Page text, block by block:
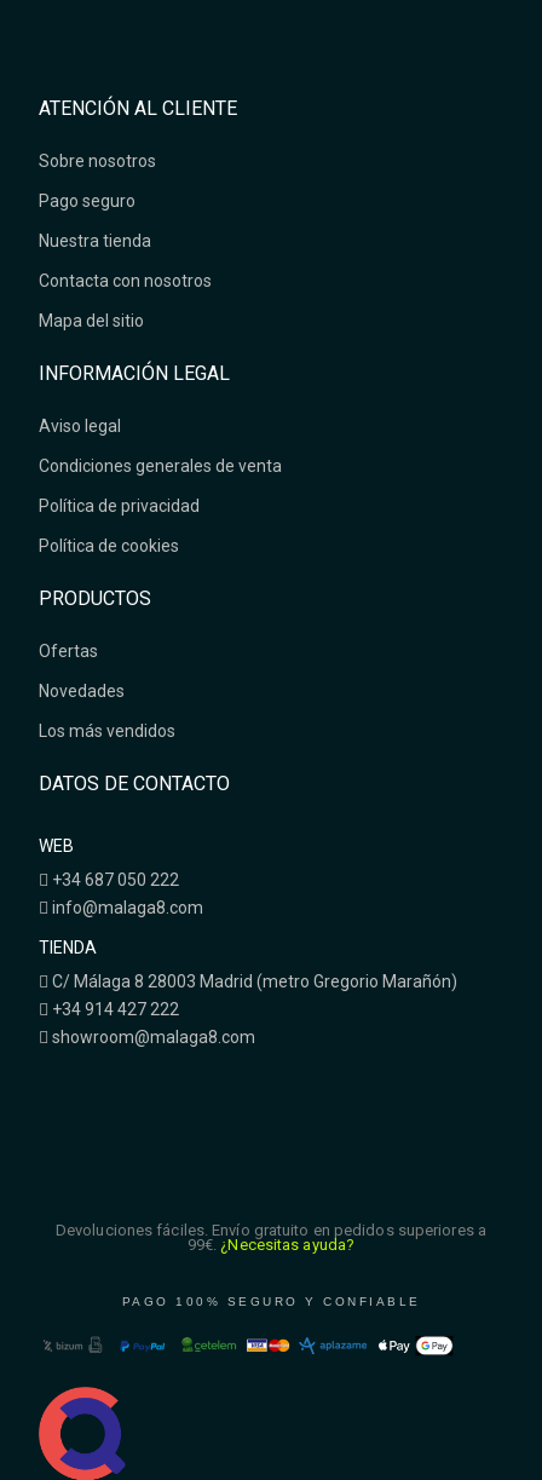
ATENCIÓN AL CLIENTE
Sobre nosotros
Pago seguro
Nuestra tienda
Contacta con nosotros
Mapa del sitio
INFORMACIÓN LEGAL
Aviso legal
Condiciones generales de venta
Política de privacidad
Política de cookies
PRODUCTOS
Ofertas
Novedades
Los más vendidos
DATOS DE CONTACTO
WEB
+34 687 050 222
info@malaga8.com
TIENDA
C/ Málaga 8 28003 Madrid (metro Gregorio Marañón)
+34 914 427 222
showroom@malaga8.com
Devoluciones fáciles. Envío gratuito en pedidos superiores a
99€. ¿Necesitas ayuda?
PAGO 100% SEGURO Y CONFIABLE